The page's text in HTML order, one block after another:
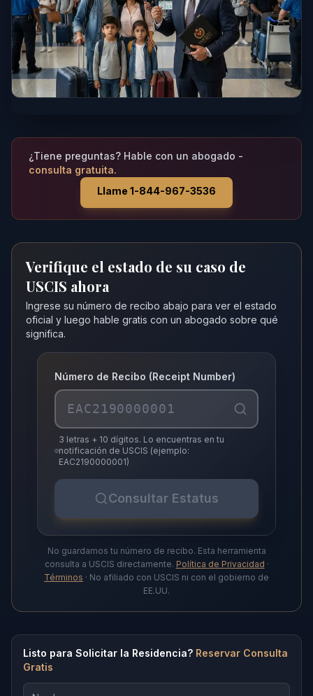
¿Tiene preguntas? Hable con un abogado -
consulta gratuita.
Llame 1-844-967-3536
Verifique el estado de su caso de
USCIS ahora
Ingrese su número de recibo abajo para ver el estado
oficial y luego hable gratis con un abogado sobre qué
significa.
Número de Recibo (Receipt Number)
3 letras + 10 dígitos. Lo encuentras en tu
notificación de USCIS (ejemplo:
EAC2190000001)
Consultar Estatus
No guardamos tu número de recibo. Esta herramienta
consulta a USCIS directamente. Política de Privacidad ·
Términos · No afiliado con USCIS ni con el gobierno de
EE.UU.
Listo para Solicitar la Residencia? Reservar Consulta
Gratis